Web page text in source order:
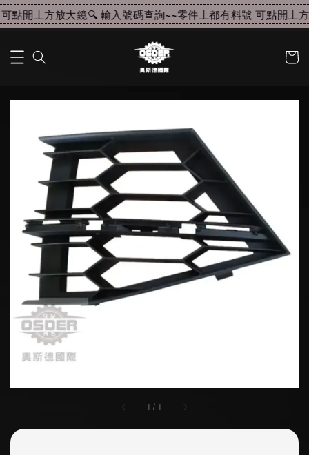
點開上方放大鏡🔍 輸入號碼查詢~~零件上都有料號 可點開上
1 / 1